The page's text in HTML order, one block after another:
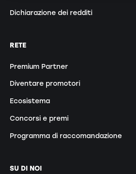
Dichiarazione dei redditi
RETE
Premium Partner
Diventare promotori
Ecosistema
Concorsi e premi
Programma di raccomandazione
SU DI NOI